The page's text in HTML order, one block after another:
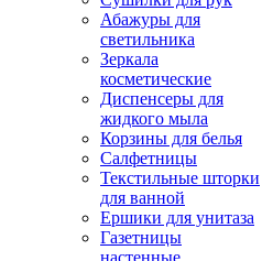
Абажуры для
светильника
Зеркала
косметические
Диспенсеры для
жидкого мыла
Корзины для белья
Салфетницы
Текстильные шторки
для ванной
Ершики для унитаза
Газетницы
настенные